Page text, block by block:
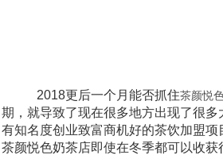
2018更后一个月能否抓住茶颜悦
期，就导致了现在很多地方出现了很
有知名度创业致富商机好的茶饮加盟
茶颜悦色奶茶店即使在冬季都可以收获